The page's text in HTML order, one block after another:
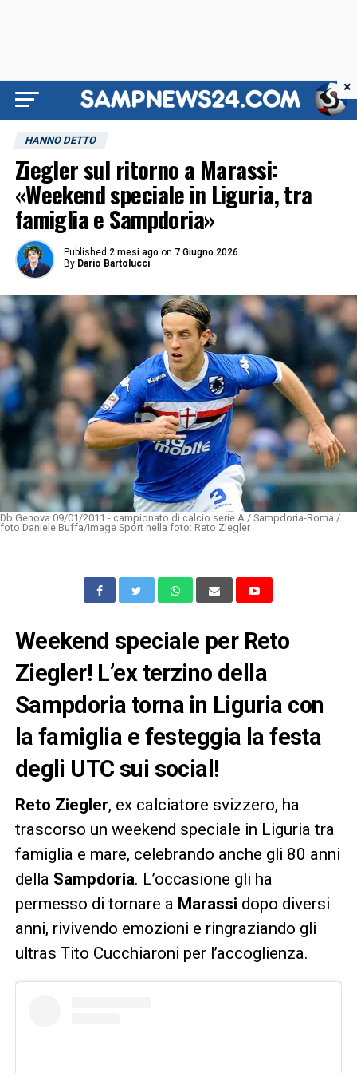
HANNO DETTO
Ziegler sul ritorno a Marassi:
«Weekend speciale in Liguria, tra
famiglia e Sampdoria»
Published 2 mesi ago on 7 Giugno 2026
By Dario Bartolucci
Db Genova 09/01/2011 - campionato di calcio serie A / Sampdoria-Roma /
foto Daniele Buffa/Image Sport nella foto: Reto Ziegler
Weekend speciale per Reto
Ziegler! L’ex terzino della
Sampdoria torna in Liguria con
la famiglia e festeggia la festa
degli UTC sui social!
Reto Ziegler, ex calciatore svizzero, ha
trascorso un weekend speciale in Liguria tra
famiglia e mare, celebrando anche gli 80 anni
della Sampdoria. L’occasione gli ha
permesso di tornare a Marassi dopo diversi
anni, rivivendo emozioni e ringraziando gli
ultras Tito Cucchiaroni per l’accoglienza.
×